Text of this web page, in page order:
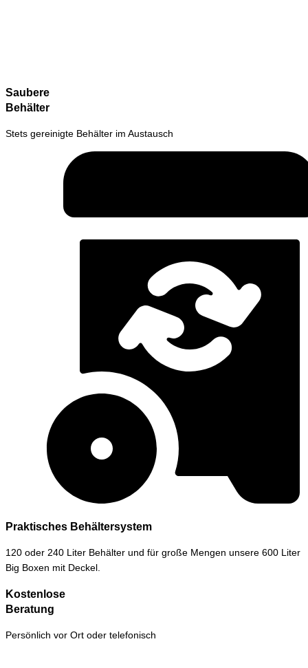
Saubere
Behälter
Stets gereinigte Behälter im Austausch
Praktisches Behältersystem
120 oder 240 Liter Behälter und für große Mengen unsere 600 Liter
Big Boxen mit Deckel.
Kostenlose
Beratung
Persönlich vor Ort oder telefonisch